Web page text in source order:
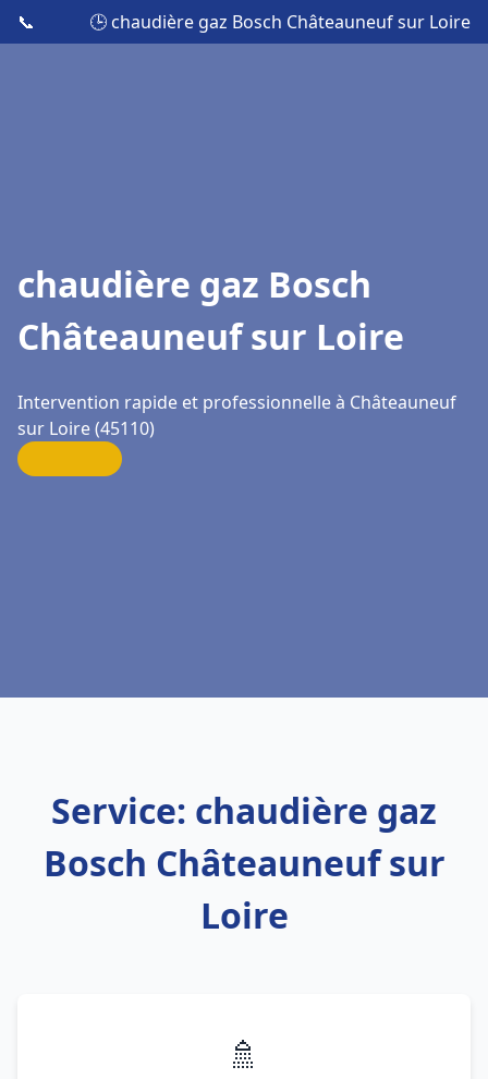
📞 🕒 chaudière gaz Bosch Châteauneuf sur Loire
chaudière gaz Bosch
Châteauneuf sur Loire
Intervention rapide et professionnelle à Châteauneuf
sur Loire (45110)
Service: chaudière gaz
Bosch Châteauneuf sur
Loire
🚿